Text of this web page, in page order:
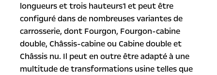
longueurs et trois hauteurs1 et peut être
configuré dans de nombreuses variantes de
carrosserie, dont Fourgon, Fourgon-cabine
double, Châssis-cabine ou Cabine double et
Châssis nu. Il peut en outre être adapté à une
multitude de transformations usine telles que